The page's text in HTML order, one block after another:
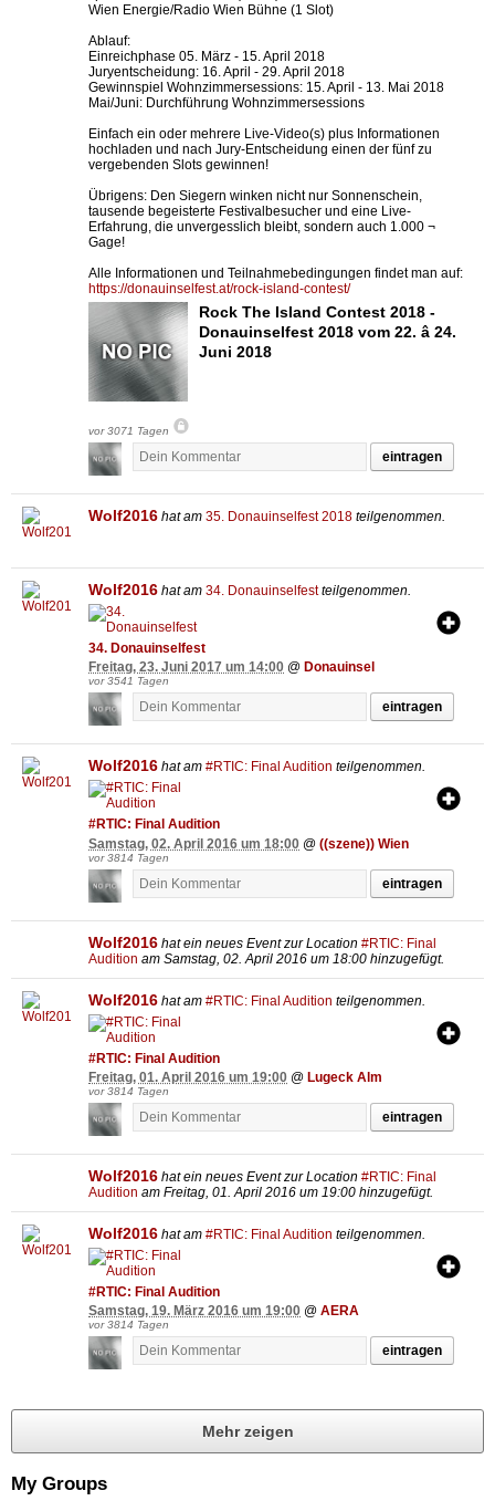
Wien Energie/Radio Wien Bühne (1 Slot)
Ablauf:
Einreichphase 05. März - 15. April 2018
Juryentscheidung: 16. April - 29. April 2018
Gewinnspiel Wohnzimmersessions: 15. April - 13. Mai 2018
Mai/Juni: Durchführung Wohnzimmersessions
Einfach ein oder mehrere Live-Video(s) plus Informationen
hochladen und nach Jury-Entscheidung einen der fünf zu
vergebenden Slots gewinnen!
Übrigens: Den Siegern winken nicht nur Sonnenschein,
tausende begeisterte Festivalbesucher und eine Live-
Erfahrung, die unvergesslich bleibt, sondern auch 1.000 ¬
Gage!
Alle Informationen und Teilnahmebedingungen findet man auf:
https://donauinselfest.at/rock-island-contest/
Rock The Island Contest 2018 -
Donauinselfest 2018 vom 22. â 24.
Juni 2018
vor 3071 Tagen
eintragen
Wolf2016 hat am 35. Donauinselfest 2018 teilgenommen.
Wolf2016 hat am 34. Donauinselfestteilgenommen.
34. Donauinselfest
Freitag, 23. Juni 2017 um 14:00 @ Donauinsel
vor 3541 Tagen
eintragen
Wolf2016 hat am #RTIC: Final Audition teilgenommen.
#RTIC: Final Audition
Samstag, 02. April 2016 um 18:00 @ ((szene)) Wien
vor 3814 Tagen
eintragen
Wolf2016 hat ein neues Event zur Location #RTIC: Final
Audition am Samstag, 02. April 2016 um 18:00 hinzugefügt.
Wolf2016 hat am #RTIC: Final Audition teilgenommen.
#RTIC: Final Audition
Freitag, 01. April 2016 um 19:00 @ Lugeck Alm
vor 3814 Tagen
eintragen
Wolf2016 hat ein neues Event zur Location #RTIC: Final
Audition am Freitag, 01. April 2016 um 19:00 hinzugefügt.
Wolf2016 hat am #RTIC: Final Audition teilgenommen.
#RTIC: Final Audition
Samstag, 19. März 2016 um 19:00 @ AERA
vor 3814 Tagen
eintragen
Mehr zeigen
My Groups